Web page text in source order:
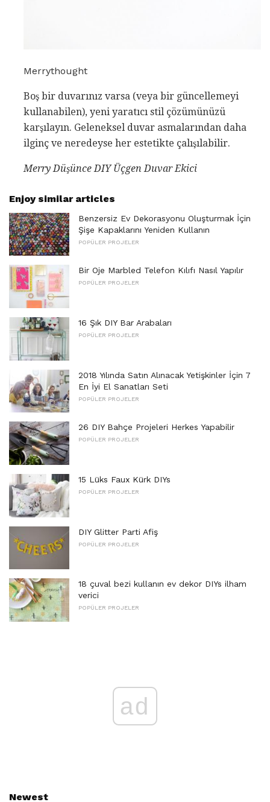
Merrythought
Boş bir duvarınız varsa (veya bir güncellemeyi
kullanabilen), yeni yaratıcı stil çözümünüzü
karşılayın. Geleneksel duvar asmalarından daha
ilginç ve neredeyse her estetikte çalışılabilir.
Merry Düşünce DIY Üçgen Duvar Ekici
Enjoy similar articles
Benzersiz Ev Dekorasyonu Oluşturmak İçin
Şişe Kapaklarını Yeniden Kullanın
POPÜLER PROJELER
Bir Oje Marbled Telefon Kılıfı Nasıl Yapılır
POPÜLER PROJELER
16 Şık DIY Bar Arabaları
POPÜLER PROJELER
2018 Yılında Satın Alınacak Yetişkinler İçin 7
En İyi El Sanatları Seti
POPÜLER PROJELER
26 DIY Bahçe Projeleri Herkes Yapabilir
POPÜLER PROJELER
15 Lüks Faux Kürk DIYs
POPÜLER PROJELER
DIY Glitter Parti Afiş
POPÜLER PROJELER
18 çuval bezi kullanın ev dekor DIYs ilham
verici
POPÜLER PROJELER
ad
Newest